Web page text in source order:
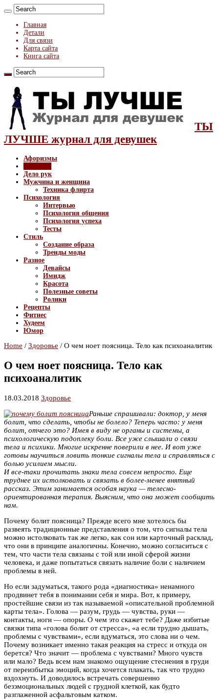
Главная
Детали
Для связи
Карта сайта
Книга сайта
ТЫ
ЛУЧШЕ журнал для девушек
Афоризмы
Дело рук
Мужчина и женщина
Техника флирта
Психология
Интервью
Психология общения
Психология успеха
Тесты
Стиль
Создание образа
Тренды моды
Разное
Девайсы
Имидж
Красота
Полезные советы
Ролики
Рецепты
Фитнес
Худеем
Юмор
Home / Здоровье / О чем ноет поясница. Тело как психоаналитик
О чем ноет поясница. Тело как
психоаналитик
18.03.2018 Здоровье
Раньше спрашивали: доктор, у меня
болит, что сделать, чтобы не болело? Теперь часто: у меня
болит, отчего это? Имея в виду не органы и системы, а
психологическую подоплеку боли. Все уже слышали о связи
тела и психики. Многие искренне поверили в нее. И вот уже
готовы научиться ловить тонкие сигналы тела и справляться с
болью усилием мысли.
И все-таки прочитать знаки тела совсем непросто. Еще
труднее их истолковать и связать в более-менее внятный
рассказ. Этим занимается особая наука — телесно-
ориентированная терапия. Выясним, что она может сообщить
нам.
Почему болит поясница? Прежде всего мне хотелось бы
развеять традиционные представления о том, что сигналы тела
можно истолковать так же легко, как сон или карточный расклад,
что они в принципе аналогичны. Конечно, можно согласиться с
тем, что части тела связаны с той или иной сферой жизни
человека, и даже попытаться связать наличие боли с наличием
проблемы в ней.
Но если задуматься, такого рода «диагностика» ненамного
продвинет тебя в понимании себя и мира. Вот, к примеру,
простейшие связи из так называемой «описательной проблемной
карты тела». Голова — разум, грудь — чувства, руки —
контакты, ноги — опоры. О чем это скажет тебе? Даже избитые
связки типа «голова болит от стресса», «а если трудно дышать,
проблемы с чувствами», если вдуматься, это слова ни о чем.
Почему возникает именно такая реакция на стресс и откуда он
берется? Что значит — проблема с чувствами? Много чувств
или мало? Ведь всем нам знакомо ощущение стеснения в груди
от переизбытка эмоций, когда хочется плакать, так что трудно
вздохнуть. И доводилось встречать совершенно
безэмоциональных людей с грудной клеткой, как будто
разглаженной асфальтовым катком.